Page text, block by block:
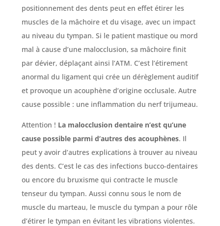
positionnement des dents peut en effet étirer les
muscles de la mâchoire et du visage, avec un impact
au niveau du tympan. Si le patient mastique ou mord
mal à cause d’une malocclusion, sa mâchoire finit
par dévier, déplaçant ainsi l’ATM. C’est l’étirement
anormal du ligament qui crée un dérèglement auditif
et provoque un acouphène d’origine occlusale. Autre
cause possible : une inflammation du nerf trijumeau.
Attention ! La malocclusion dentaire n’est qu’une
cause possible parmi d’autres des acouphènes. Il
peut y avoir d’autres explications à trouver au niveau
des dents. C’est le cas des infections bucco-dentaires
ou encore du bruxisme qui contracte le muscle
tenseur du tympan. Aussi connu sous le nom de
muscle du marteau, le muscle du tympan a pour rôle
d’étirer le tympan en évitant les vibrations violentes.